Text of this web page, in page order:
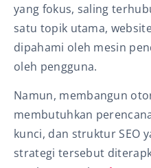
yang fokus, saling
satu topik utama,
dipahami oleh mesin
oleh pengguna.
Namun, membangun
membutuhkan
kunci, dan struktur SEO
strategi tersebut